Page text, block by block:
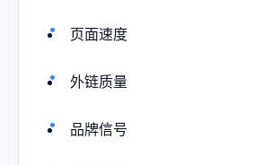
页面速度
外链质量
品牌信号